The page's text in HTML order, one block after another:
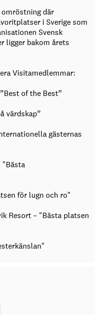
omröstning där
i Sverige som
Svensk
ligger bakom årets
Visitamedlemmar:
of the Best”
värdskap”
gästernas
"Bästa
för lugn och ro"
Resort – "Bästa platsen